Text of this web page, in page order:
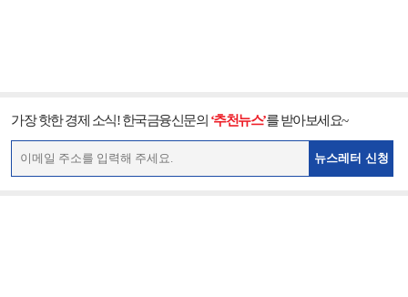
가장 핫한 경제 소식! 한국금융신문의 ‘추천뉴스’를 받아보세요~
뉴스레터 신청